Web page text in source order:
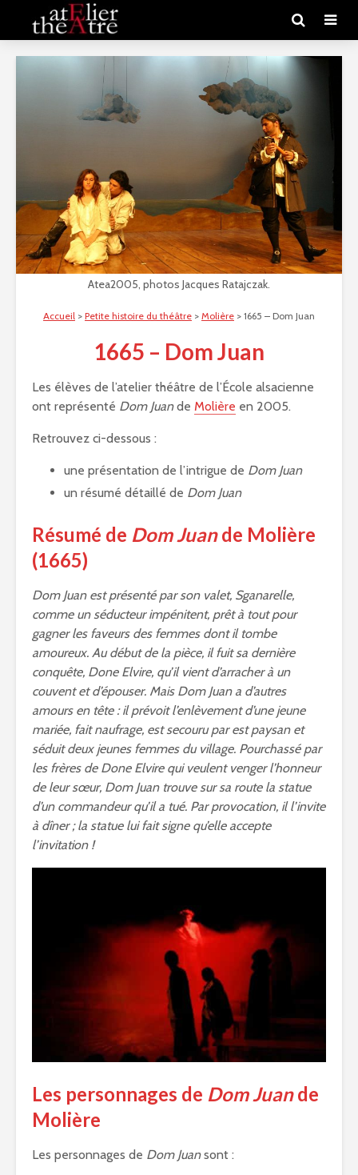
Atea2005, photos Jacques Ratajczak.
Accueil > Petite histoire du théâtre > Molière > 1665 – Dom Juan
1665 – Dom Juan
Les élèves de l’atelier théâtre de l’École alsacienne
ont représenté Dom Juande Molière en 2005.
Retrouvez ci-dessous :
une présentation de l’intrigue de Dom Juan
un résumé détaillé de Dom Juan
Résumé de Dom Juande Molière
(1665)
Dom Juan est présenté par son valet, Sganarelle,
comme un séducteur impénitent, prêt à tout pour
gagner les faveurs des femmes dont il tombe
amoureux. Au début de la pièce, il fuit sa dernière
conquête, Done Elvire, qu’il vient d’arracher à un
couvent et d’épouser. Mais Dom Juan a d’autres
amours en tête : il prévoit l’enlèvement d’une jeune
mariée, fait naufrage, est secouru par est paysan et
séduit deux jeunes femmes du village. Pourchassé par
les frères de Done Elvire qui veulent venger l’honneur
de leur sœur, Dom Juan trouve sur sa route la statue
d’un commandeur qu’il a tué. Par provocation, il l’invite
à dîner ; la statue lui fait signe qu’elle accepte
l’invitation !
Les personnages de Dom Juande
Molière
Les personnages de Dom Juansont :